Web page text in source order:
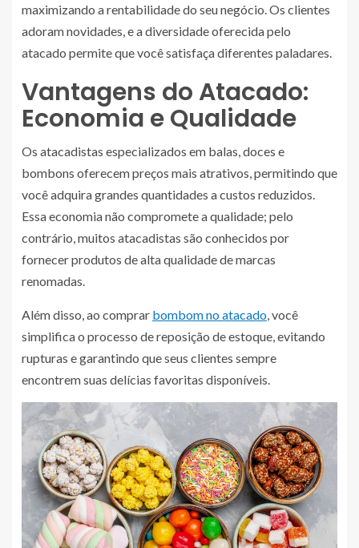
maximizando a rentabilidade do seu negócio. Os clientes
adoram novidades, e a diversidade oferecida pelo
atacado permite que você satisfaça diferentes paladares.
Vantagens do Atacado:
Economia e Qualidade
Os atacadistas especializados em balas, doces e
bombons oferecem preços mais atrativos, permitindo que
você adquira grandes quantidades a custos reduzidos.
Essa economia não compromete a qualidade; pelo
contrário, muitos atacadistas são conhecidos por
fornecer produtos de alta qualidade de marcas
renomadas.
Além disso, ao comprar bombom no atacado, você
simplifica o processo de reposição de estoque, evitando
rupturas e garantindo que seus clientes sempre
encontrem suas delícias favoritas disponíveis.